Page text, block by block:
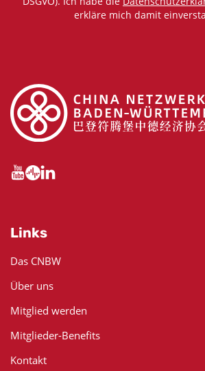
erkläre mich damit
Links
Das CNBW
Über uns
Mitglied werden
Mitglieder-Benefits
Kontakt